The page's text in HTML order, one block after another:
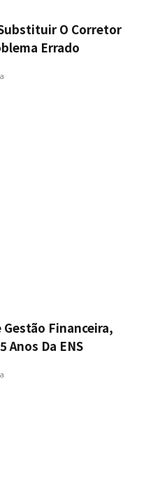
O Corretor
Errado
Gestão Financeira,
Anos Da ENS